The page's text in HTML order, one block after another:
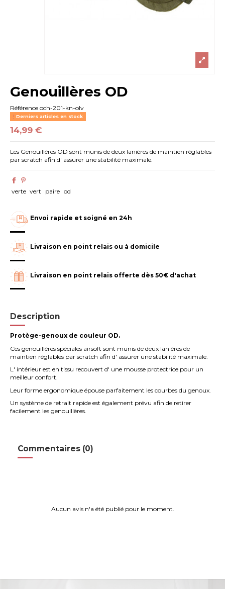
Genouillères OD
Référence och-201-kn-olv
Derniers articles en stock
14,99 €
Les Genouillères OD sont munis de deux lanières de maintien réglables
par scratch afin d' assurer une stabilité maximale.
verte vert paire od
Envoi rapide et soigné en 24h
Livraison en point relais ou à domicile
Livraison en point relais offerte dès 50€ d'achat
Description
Protège-genoux de couleur OD.
Ces genouillères spéciales airsoft sont munis de deux lanières de
maintien réglables par scratch afin d' assurer une stabilité maximale.
L' intérieur est en tissu recouvert d' une mousse protectrice pour un
meilleur confort.
Leur forme ergonomique épouse parfaitement les courbes du genoux.
Un système de retrait rapide est également prévu afin de retirer
facilement les genouillères.
Commentaires (0)
Aucun avis n'a été publié pour le moment.